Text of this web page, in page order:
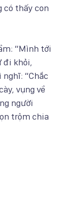
có thấy con
“Mình tới
đi khỏi,
“Chắc
vụng về
người
trộm chia